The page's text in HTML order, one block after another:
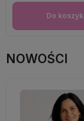
Do
NOWOŚCI